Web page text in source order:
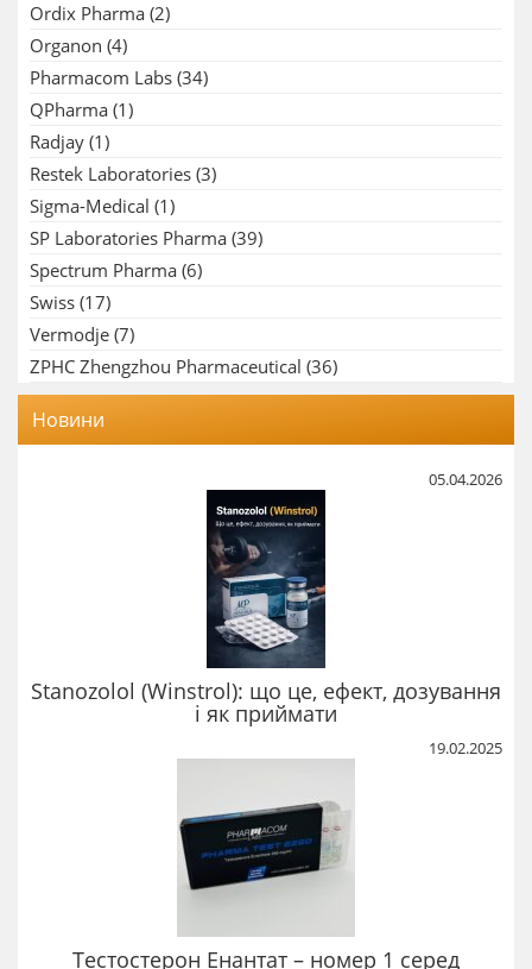
Ordix Pharma (2)
Organon (4)
Pharmacom Labs (34)
QPharma (1)
Radjay (1)
Restek Laboratories (3)
Sigma-Medical (1)
SP Laboratories Pharma (39)
Spectrum Pharma (6)
Swiss (17)
Vermodje (7)
ZPHC Zhengzhou Pharmaceutical (36)
Новини
05.04.2026
Stanozolol (Winstrol): що це, ефект, дозування
і як приймати
19.02.2025
Тестостерон Енантат – номер 1 серед